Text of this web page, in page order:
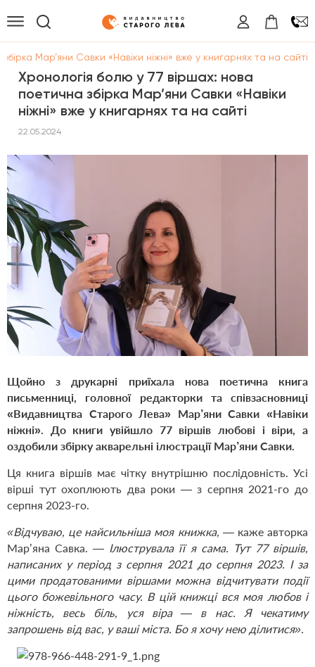
Мар’яни Савки «Навіки ніжні» вже у книгарнях та на сайті
Хронологія болю у 77 віршах: нова
поетична збірка Мар’яни Савки «Навіки
ніжні» вже у книгарнях та на сайті
22.05.2024
Щойно з друкарні приїхала нова поетична книга
письменниці, головної редакторки та співзасновниці
«Видавництва Старого Лева» Мар’яни Савки «Навіки
ніжні» . До книги увійшло 77 віршів любові і віри, а
оздобили збірку акварельні ілюстрації Мар’яни Савки.
Ця книга віршів має чітку внутрішню послідовність. Усі
вірші тут охоплюють два роки — з серпня 2021-го до
серпня ­2023-го.
«Відчуваю, це найсильніша моя книжка, — каже авторка
Мар’яна Савка. — Ілюструвала її я сама. Тут 77 віршів,
написаних у період з серпня 2021 до серпня 2023. І за
цими продатованими віршами можна відчитувати події
цього божевільного часу. В цій книжці вся моя любов і
ніжність, весь біль, уся віра — в нас. Я чекатиму
запрошень від вас, у ваші міста. Бо я хочу нею ділитися».